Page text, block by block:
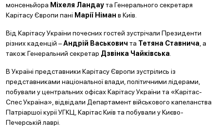
монсеньйора Міхеля Ландаута Генерального секретаря
Карітасу Європи пані Марії Німан в Київ.
Від Карітасу України почесних гостей зустрічали Президенти
різних каденцій –Андрій Васькович та Тетяна Ставнича , а
також Генеральний секретар Дзвінка Чайківська
В Україні представники Карітасу Європи зустрілись із
представниками національної влади, політичними лідерами,
побували у центральних офісах Карітасу України та «Карітас-
Спес Україна», відвідали Департамент військового капеланства
Патріаршої курії УГКЦ, Карітас Київ та побували у Києво-
Печерській лаврі.